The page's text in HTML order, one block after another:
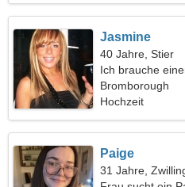
Jasmine
40 Jahre, Stier
Ich brauche
Bromborough
Hochzeit
Paige
31 Jahre,